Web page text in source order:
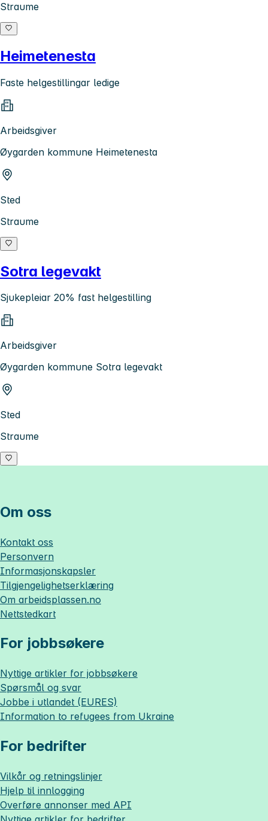
Straume
Heimetenesta
Faste helgestillingar ledige
Arbeidsgiver
Øygarden kommune Heimetenesta
Sted
Straume
Sotra legevakt
Sjukepleiar 20% fast helgestilling
Arbeidsgiver
Øygarden kommune Sotra legevakt
Sted
Straume
Om oss
Kontakt oss
Personvern
Informasjonskapsler
Tilgjengelighetserklæring
Om arbeidsplassen.no
Nettstedkart
For jobbsøkere
Nyttige artikler for jobbsøkere
Spørsmål og svar
Jobbe i utlandet (EURES)
Information to refugees from Ukraine
For bedrifter
Vilkår og retningslinjer
Hjelp til innlogging
Overføre annonser med API